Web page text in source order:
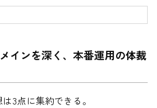
インを深く、本番運用の体裁
3点に集約できる。